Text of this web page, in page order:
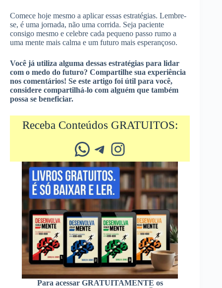
Comece hoje mesmo a aplicar essas estratégias. Lembre-
se, é uma jornada, não uma corrida. Seja paciente
consigo mesmo e celebre cada pequeno passo rumo a
uma mente mais calma e um futuro mais esperançoso.
Você já utiliza alguma dessas estratégias para lidar
com o medo do futuro? Compartilhe sua experiência
nos comentários! Se este artigo foi útil para você,
considere compartilhá-lo com alguém que também
possa se beneficiar.
Receba Conteúdos GRATUITOS:
Whatsapp Telegram Instagram
Para acessar GRATUITAMENTE os